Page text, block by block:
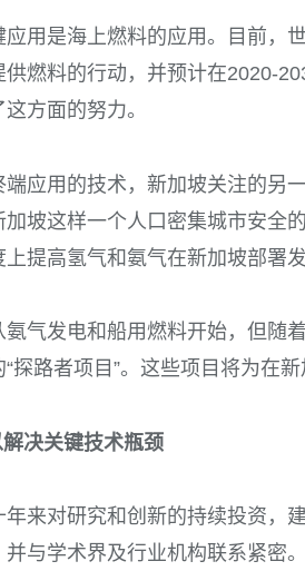
应用是海上燃料的应用。目前，
燃料的行动，并预计在2020-
方面的努力。
端应用的技术，新加坡关注的另
坡这样一个人口密集城市安全
提高氢气和氨气在新加坡部署
氨气发电和船用燃料开始，但随
探路者项目”。这些项目将为在
决关键技术瓶颈
来对研究和创新的持续投资，
与学术界及行业机构联系紧密